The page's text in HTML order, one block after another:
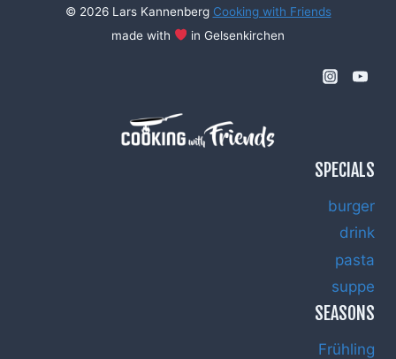
© 2026 Lars Kannenberg Cooking with Friends
made with
in Gelsenkirchen
SPECIALS
burger
drink
pasta
suppe
SEASONS
Frühling